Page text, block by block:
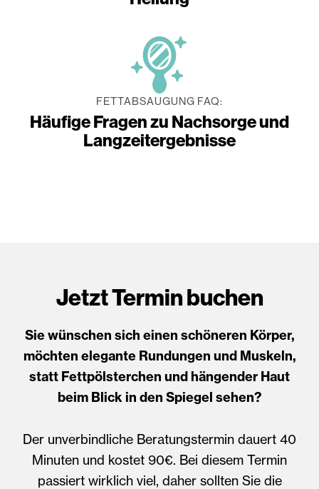
FETTABSAUGUNG FAQ:
Häufige Fragen zu Nachsorge und
Langzeitergebnisse
Jetzt Termin buchen
Sie wünschen sich einen schöneren Körper,
möchten elegante Rundungen und Muskeln,
statt Fettpölsterchen und hängender Haut
beim Blick in den Spiegel sehen?
Der unverbindliche Beratungstermin dauert 40
Minuten und kostet 90€. Bei diesem Termin
passiert wirklich viel, daher sollten Sie die